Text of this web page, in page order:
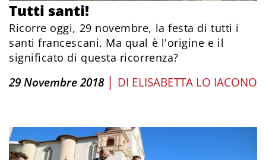
Tutti santi!
Ricorre oggi, 29 novembre, la festa di tutti i
santi francescani. Ma qual è l'origine e il
significato di questa ricorrenza?
29 Novembre 2018 | DI ELISABETTA LO IACONO